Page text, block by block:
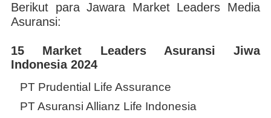
Berikut para Jawara Market Leaders Media
Asuransi:
15 Market Leaders Asuransi Jiwa
Indonesia 2024
PT Prudential Life Assurance
PT Asuransi Allianz Life Indonesia